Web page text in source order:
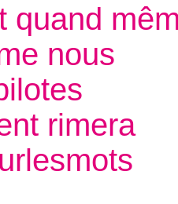
quand
nous
rimera